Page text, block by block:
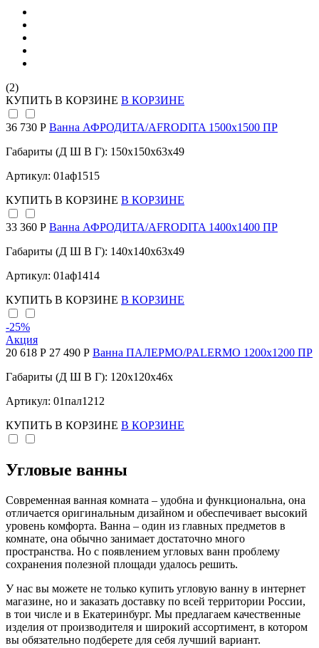
(2)
КУПИТЬ В КОРЗИНЕ В КОРЗИНЕ
36 730 Р Ванна АФРОДИТА/AFRODITA 1500х1500 ПР
Габариты (Д Ш В Г): 150x150x63x49
Артикул: 01аф1515
КУПИТЬ В КОРЗИНЕ В КОРЗИНЕ
33 360 Р Ванна АФРОДИТА/AFRODITA 1400х1400 ПР
Габариты (Д Ш В Г): 140x140x63x49
Артикул: 01аф1414
КУПИТЬ В КОРЗИНЕ В КОРЗИНЕ
-25%
Акция
20 618 Р 27 490 Р Ванна ПАЛЕРМО/PALERMO 1200х1200 ПР
Габариты (Д Ш В Г): 120x120x46x
Артикул: 01пал1212
КУПИТЬ В КОРЗИНЕ В КОРЗИНЕ
Угловые ванны
Современная ванная комната – удобна и функциональна, она
отличается оригинальным дизайном и обеспечивает высокий
уровень комфорта. Ванна – один из главных предметов в
комнате, она обычно занимает достаточно много
пространства. Но с появлением угловых ванн проблему
сохранения полезной площади удалось решить.
У нас вы можете не только купить угловую ванну в интернет
магазине, но и заказать доставку по всей территории России,
в тои числе и в Екатеринбург. Мы предлагаем качественные
изделия от производителя и широкий ассортимент, в котором
вы обязательно подберете для себя лучший вариант.